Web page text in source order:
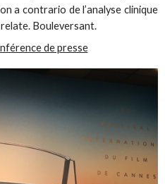
a contrario de l’analyse clinique
relate. Bouleversant.
de presse